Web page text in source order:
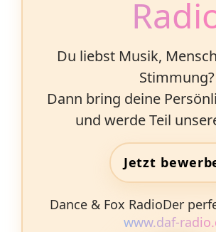
Du liebst Musik,
Stimmung?
Dann bring deine
und werde Teil
Jetzt
Dance & Fox RadioDer
www.daf-